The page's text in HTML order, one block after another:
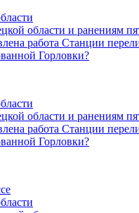
области и ранениям
работа Станции
Горловки?
области и ранениям
работа Станции
Горловки?